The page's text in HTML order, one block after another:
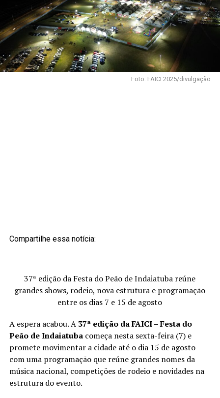
Foto: FAICI 2025/divulgação
Compartilhe essa notícia:
37ª edição da Festa do Peão de Indaiatuba reúne
grandes shows, rodeio, nova estrutura e programação
entre os dias 7 e 15 de agosto
A espera acabou. A 37ª edição da FAICI – Festa do
Peão de Indaiatubacomeça nesta sexta-feira (7) e
promete movimentar a cidade até o dia 15 de agosto
com uma programação que reúne grandes nomes da
música nacional, competições de rodeio e novidades na
estrutura do evento.